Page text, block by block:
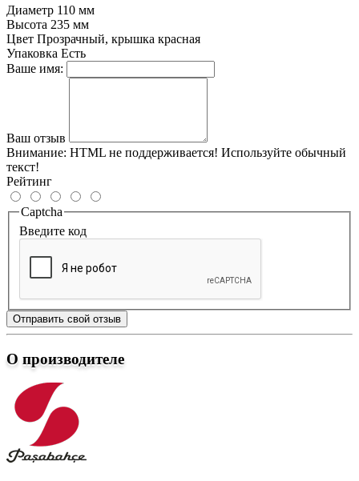
Диаметр 110 мм
Высота 235 мм
Цвет Прозрачный, крышка красная
Упаковка Есть
Ваше имя:
Ваш отзыв
Внимание: HTML не поддерживается! Используйте обычный
текст!
Рейтинг
Captcha
Введите код
Отправить свой отзыв
О производителе